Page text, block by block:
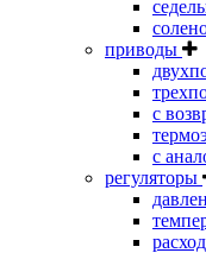
приводы
с
с
регуляторы